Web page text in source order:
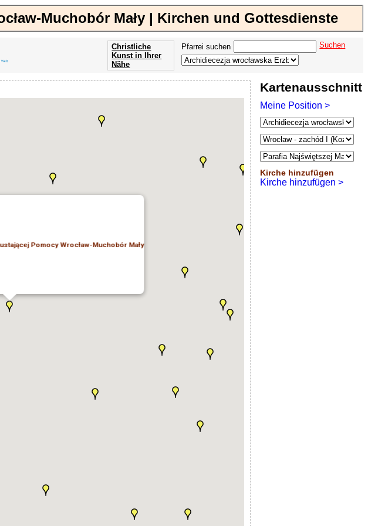
Muchobór Mały | Kirchen und Gottesdienste
Pfarrei suchen Suchen
Christliche
Kunst in Ihrer
Nähe
Offenbarung
der Apokalypse
des Johannes
Kartenausschnitt
Meine Position >
Kirche hinzufügen
Kirche hinzufügen >
Pomocy Wrocław-Muchobór Mały